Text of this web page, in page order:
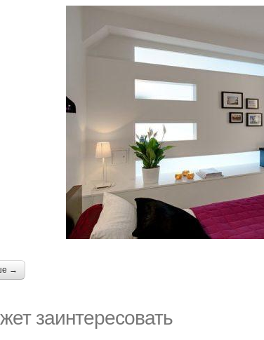
→
заинтересовать